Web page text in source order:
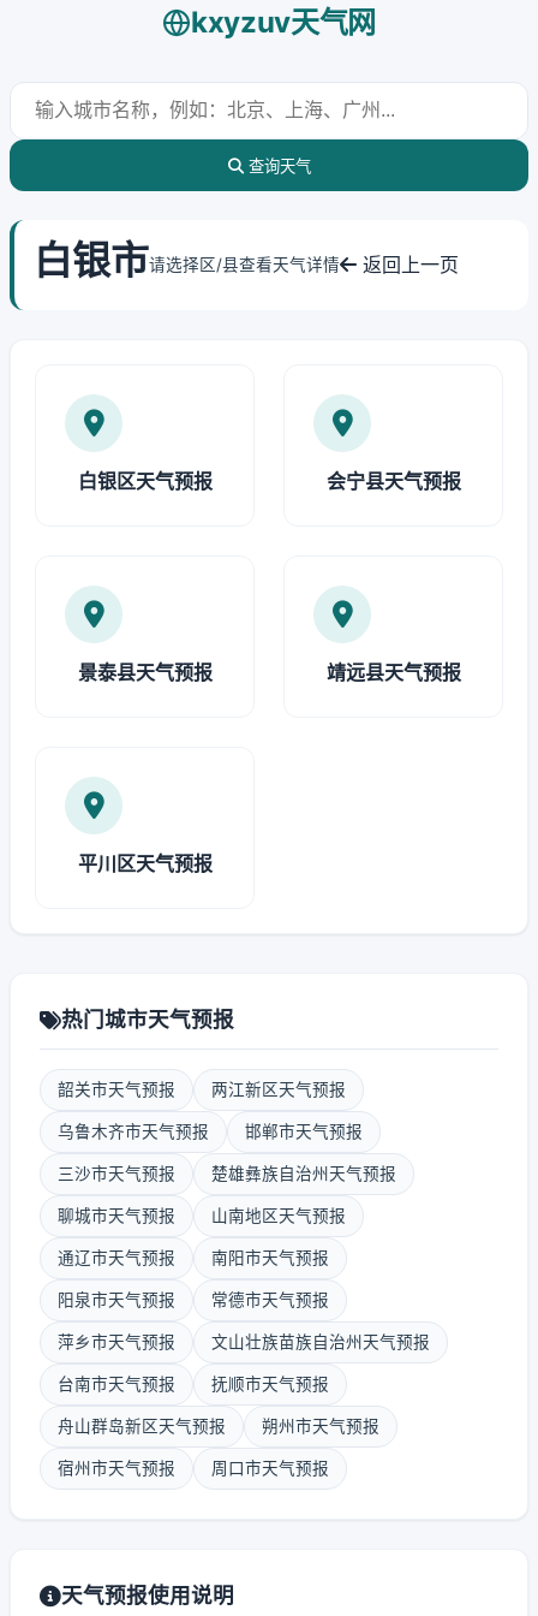
kxyzuv天气网
查询天气
白银市请选择区/县查看天气详情 返回上一页
白银区天气预报 会宁县天气预报
景泰县天气预报 靖远县天气预报
平川区天气预报
热门城市天气预报
韶关市天气预报 两江新区天气预报
乌鲁木齐市天气预报 邯郸市天气预报
三沙市天气预报 楚雄彝族自治州天气预报
聊城市天气预报 山南地区天气预报
通辽市天气预报 南阳市天气预报
阳泉市天气预报 常德市天气预报
萍乡市天气预报 文山壮族苗族自治州天气预报
台南市天气预报 抚顺市天气预报
舟山群岛新区天气预报 朔州市天气预报
宿州市天气预报 周口市天气预报
天气预报使用说明